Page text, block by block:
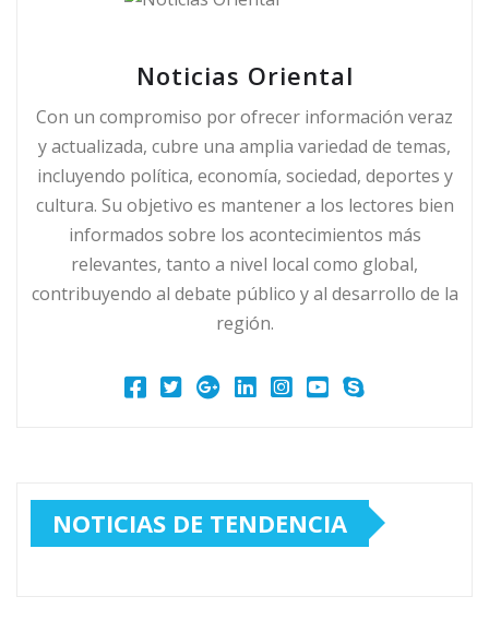
Noticias Oriental
Con un compromiso por ofrecer información veraz
y actualizada, cubre una amplia variedad de temas,
incluyendo política, economía, sociedad, deportes y
cultura. Su objetivo es mantener a los lectores bien
informados sobre los acontecimientos más
relevantes, tanto a nivel local como global,
contribuyendo al debate público y al desarrollo de la
región.
NOTICIAS DE TENDENCIA